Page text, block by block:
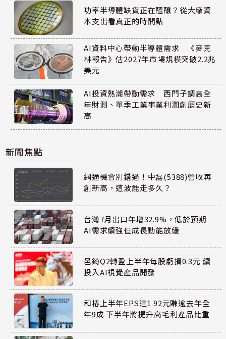
功率半導體缺貨正在醞釀？從大廠資
本支出看真正的時間點
AI資料中心帶動半導體需求 《麥克
林報告》估2027年市場規模突破2.2兆
美元
AI投資熱潮帶動需求 西門子調高全
年財測、單季工業事業利潤創歷史新
高
新聞焦點
網通機會別錯過！中磊(5388)營收再
創新高，這波能走多久？
台灣7月出口年增32.9%，低於預期
AI需求續強但成長動能放緩
邑錡Q2轉盈上半年每股虧損0.3元 續
投入AI視覺產品開發
和椿上半年EPS達1.92元賺逾去年全
年9成 下半年將提升高毛利產品比重